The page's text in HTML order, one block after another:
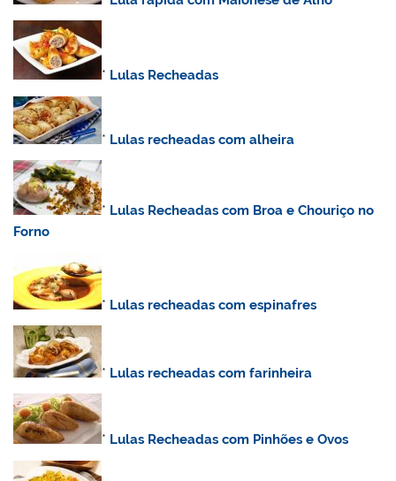
* Lulas Recheadas
* Lulas recheadas com alheira
* Lulas Recheadas com Broa e Chouriço no
Forno
* Lulas recheadas com espinafres
* Lulas recheadas com farinheira
* Lulas Recheadas com Pinhões e Ovos